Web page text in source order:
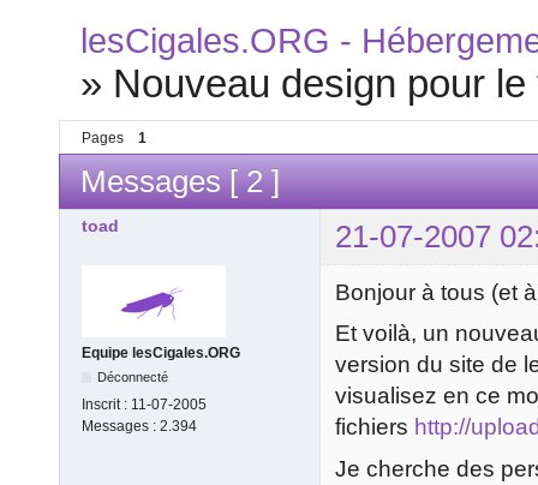
lesCigales.ORG -
» Nouveau design pour le
Pages 1
Messages [ 2 ]
toad 21-07-2007
Equipe lesCigales.ORG
Déconnecté
Inscrit : 11-07-2005
Messages : 2.394
Bonjour à tous (et
Et voilà, un
version du site de
visualisez en ce
fichiers http://
Je cherche des